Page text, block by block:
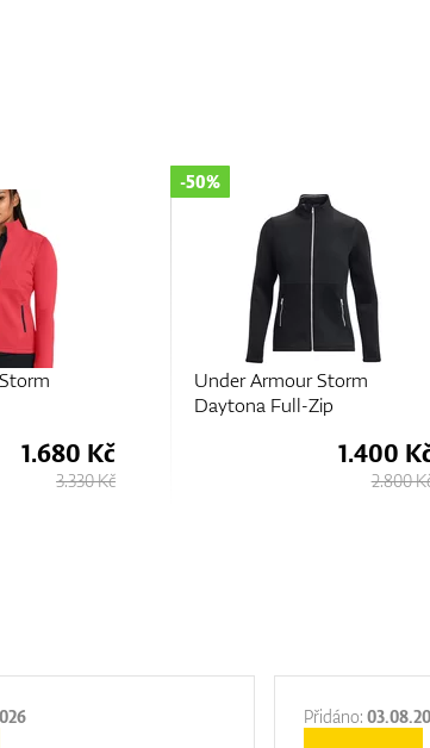
Storm
Full-Zip
1.400 Kč
Under Armour Storm
Daytona FZ
Přidáno: